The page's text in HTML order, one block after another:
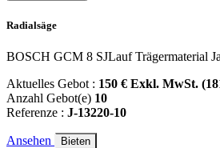
Radialsäge
BOSCH GCM 8 SJLauf Trägermaterial
Aktuelles Gebot : 150 € Exkl. MwSt.
Anzahl Gebot(e) 10
Referenze : J-13220-10
Ansehen Bieten